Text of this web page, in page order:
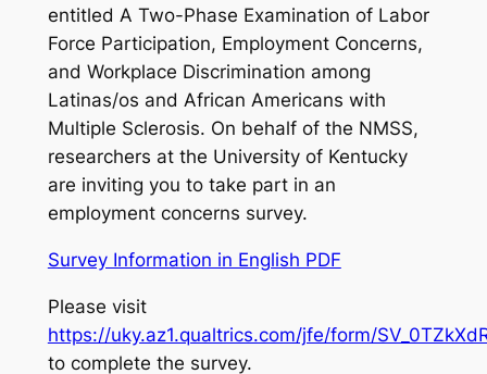
entitled A Two-Phase Examination of Labor
Force Participation, Employment Concerns,
and Workplace Discrimination among
Latinas/os and African Americans with
Multiple Sclerosis. On behalf of the NMSS,
researchers at the University of Kentucky
are inviting you to take part in an
employment concerns survey.
Survey Information in English PDF
Please visit
https://uky.az1.qualtrics.com/jfe/form/
to complete the survey.